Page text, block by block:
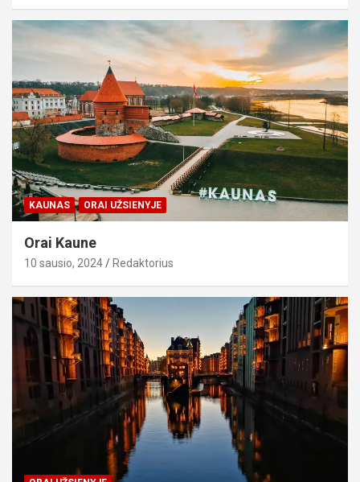
KAUNAS ORAI UŽSIENYJE
Orai Kaune
10 sausio, 2024 Redaktorius